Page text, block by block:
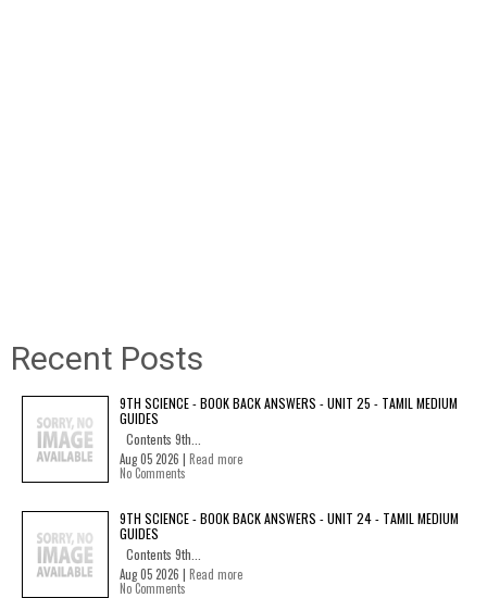
Recent Posts
9TH SCIENCE - BOOK BACK ANSWERS - UNIT 25 - TAMIL MEDIUM
GUIDES
Contents 9th...
Aug 05 2026 | Read more
No Comments
9TH SCIENCE - BOOK BACK ANSWERS - UNIT 24 - TAMIL MEDIUM
GUIDES
Contents 9th...
Aug 05 2026 | Read more
No Comments